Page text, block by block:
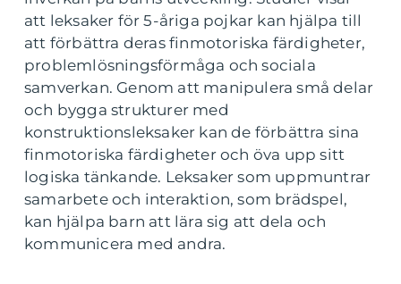
att leksaker för 5-åriga pojkar kan hjälpa till
att förbättra deras finmotoriska färdigheter,
problemlösningsförmåga och sociala
samverkan. Genom att manipulera små delar
och bygga strukturer med
konstruktionsleksaker kan de förbättra sina
finmotoriska färdigheter och öva upp sitt
logiska tänkande. Leksaker som uppmuntrar
samarbete och interaktion, som brädspel,
kan hjälpa barn att lära sig att dela och
kommunicera med andra.